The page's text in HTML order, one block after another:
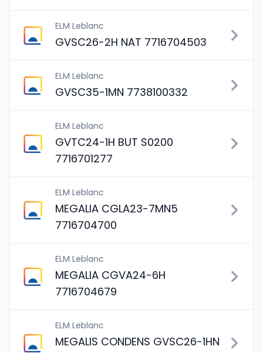
ELM Leblanc
GVSC26-2H NAT 7716704503
ELM Leblanc
GVSC35-1MN 7738100332
ELM Leblanc
GVTC24-1H BUT S0200
7716701277
ELM Leblanc
MEGALIA CGLA23-7MN5
7716704700
ELM Leblanc
MEGALIA CGVA24-6H
7716704679
ELM Leblanc
MEGALIS CONDENS GVSC26-1HN